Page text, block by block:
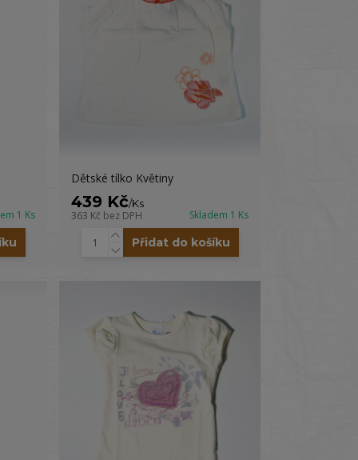
1 Ks
Dětské tílko Květiny
439 Kč/Ks
363 Kč bez DPH Skladem 1 Ks
Přidat do košíku